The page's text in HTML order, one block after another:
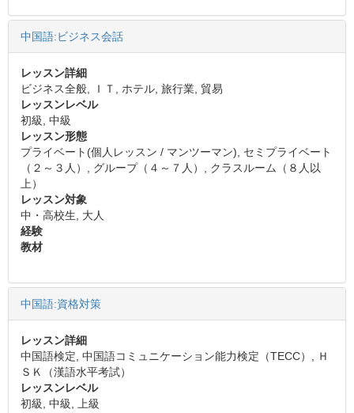
中国語:ビジネス会話
レッスン詳細
ビジネス全般, ＩＴ, ホテル, 旅行業, 貿易
レッスンレベル
初級, 中級
レッスン形態
プライベート(個人レッスン / マンツーマン), セミプライベート
（２～３人）, グループ（４～７人）, クラスルーム（８人以
上）
レッスン対象
中・高校生, 大人
経験
教材
中国語:資格対策
レッスン詳細
中国語検定, 中国語コミュニケーション能力検定（TECC）, Ｈ
ＳＫ（漢語水平考試）
レッスンレベル
初級, 中級, 上級